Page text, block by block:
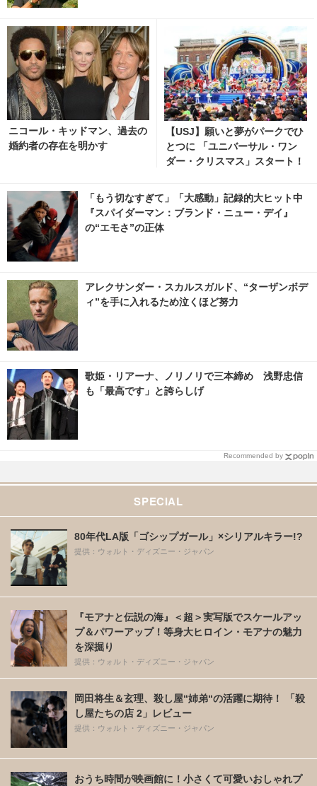
ニコール・キッドマン、過去の
婚約者の存在を明かす
【USJ】願いと夢がパークでひ
とつに 「ユニバーサル・ワン
ダー・クリスマス」スタート！
「もう切なすぎて」「大感動」記録的大ヒット中
『スパイダーマン：ブランド・ニュー・デイ』
の“エモさ”の正体
アレクサンダー・スカルスガルド、“ターザンボデ
ィ”を手に入れるため泣くほど努力
歌姫・リアーナ、ノリノリで三本締め 浅野忠信
も「最高です」と誇らしげ
Recommended by
SPECIAL
80年代LA版「ゴシップガール」×シリアルキラー!?
提供：ウォルト・ディズニー・ジャパン
『モアナと伝説の海』＜超＞実写版でスケールアッ
プ＆パワーアップ！等身大ヒロイン・モアナの魅力
を深掘り
提供：ウォルト・ディズニー・ジャパン
岡田将生＆玄理、殺し屋“姉弟“の活躍に期待！ 「殺
し屋たちの店 2」レビュー
提供：ウォルト・ディズニー・ジャパン
おうち時間が映画館に！小さくて可愛いおしゃれプ